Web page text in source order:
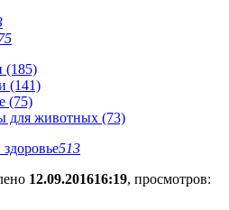
(185)
(141)
(75)
для животных (73)
513
12.09.201616:19, просмотров: